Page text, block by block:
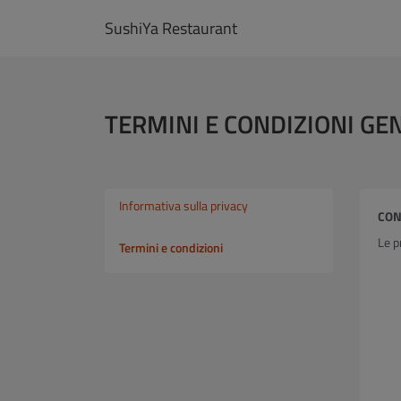
SushiYa Restaurant
TERMINI E CONDIZIONI
Informativa sulla privacy
Termini e condizioni
Le